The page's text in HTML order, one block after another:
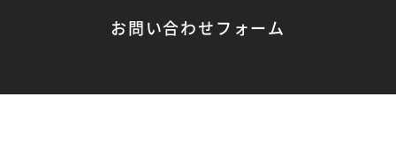
お問い合わせフォーム